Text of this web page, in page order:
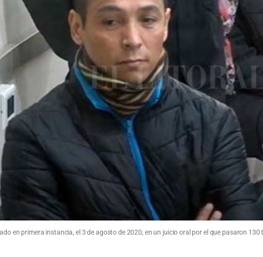
en primera instancia, el 3 de agosto de 2020, en un juicio oral por el que pasaron 130